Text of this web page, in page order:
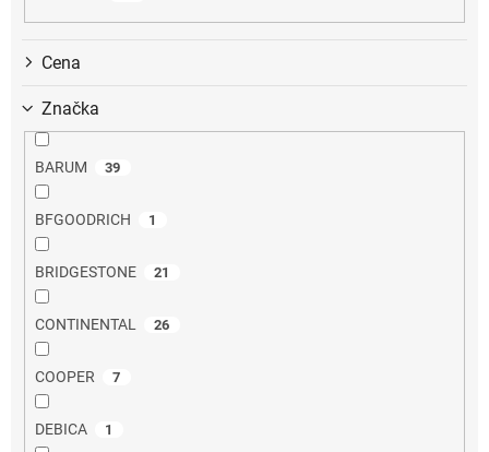
Cena
Značka
BARUM 39
BFGOODRICH 1
BRIDGESTONE 21
CONTINENTAL 26
COOPER 7
DEBICA 1